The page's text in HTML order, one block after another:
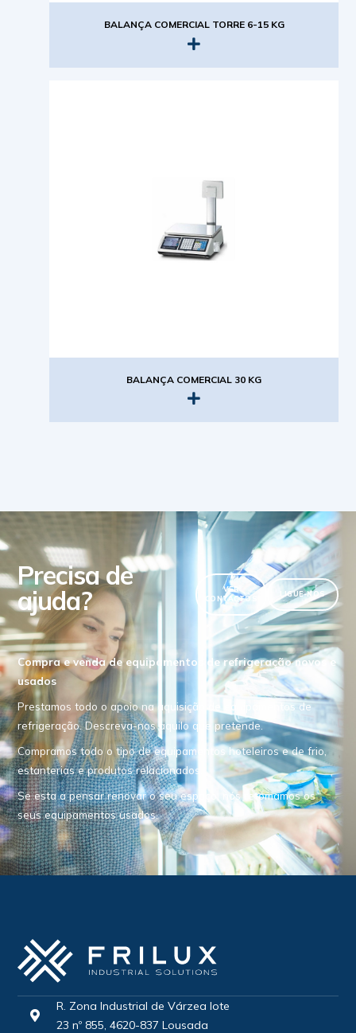
BALANÇA COMERCIAL TORRE 6-15 KG
BALANÇA COMERCIAL 30 KG
Precisa de
ajuda?
VER
CONTACTOS
LIGUE-NOS
Compra e venda de equipamentos de refrigeração novos e
usados
Prestamos todo o apoio na aquisição de equipamentos de
refrigeração. Descreva-nos aquilo que pretende.
Compramos todo o tipo de equipamentos hoteleiros e de frio,
estanterias e produtos relacionados.
Se esta a pensar renovar o seu espaço, nós retomamos os
seus equipamentos usados.
R. Zona Industrial de Várzea lote
23 nº 855, 4620-837 Lousada